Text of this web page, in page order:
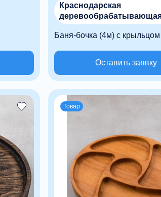
Краснодарская
фабрика, ООО
Баня-бочка (4м) с крыльцом
Оставить заявку
Товар